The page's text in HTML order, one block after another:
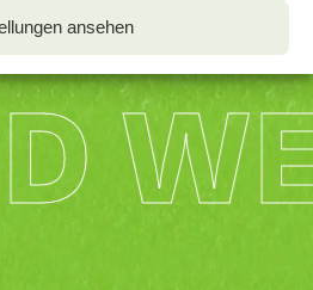
ansehen